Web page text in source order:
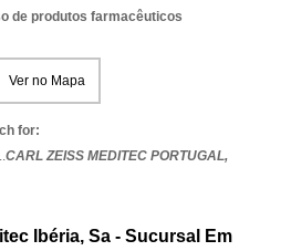
de produtos farmacêuticos
Ver no Mapa
for:
CARL ZEISS MEDITEC PORTUGAL,
Ibéria, Sa - Sucursal Em